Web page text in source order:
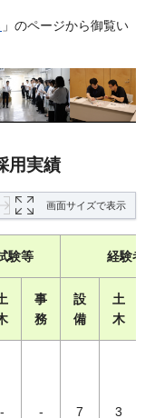
」のページから御覧い
用実績
画面サイズで表示
験等 経験
事
務
設
備
土
木
- - 7 3